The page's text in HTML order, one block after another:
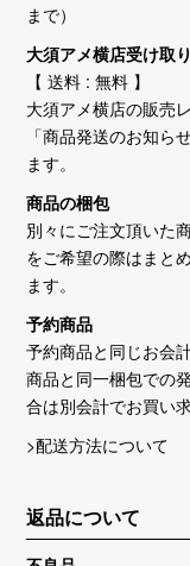
まで）
大須アメ横店受け取り
【 送料 : 無料 】
大須アメ横店の販売
「商品発送のお知ら
ます。
商品の梱包
別々にご注文頂いた
をご希望の際はまと
ます。
予約商品
予約商品と同じお会
商品と同一梱包での
合は別会計でお買い
>配送方法について
返品について